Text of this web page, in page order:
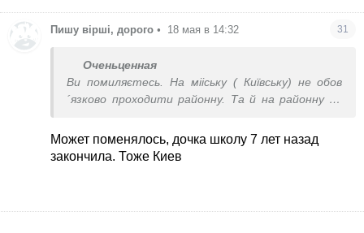
Пишу вірші, дорого • 18 мая в 14:32 31
Оченьценная
Ви помиляєтесь. На мііську ( Київську) не обов
´язково проходити районну. Та й на районну не
Можна самому зареєструватись. На районну не
встиг зареєструватись, бо вчитель спеціально
Может поменялось, дочка школу 7 лет назад
закончила. Тоже Киев